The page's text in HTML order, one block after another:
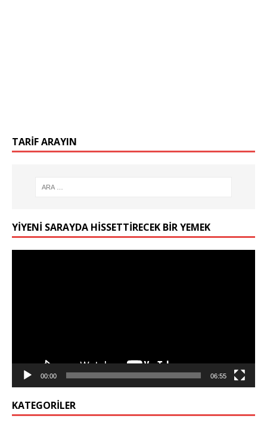
TARIF ARAYIN
YIYENI SARAYDA HISSETTIRECEK BIR YEMEK
00:00 06:55
KATEGORILER